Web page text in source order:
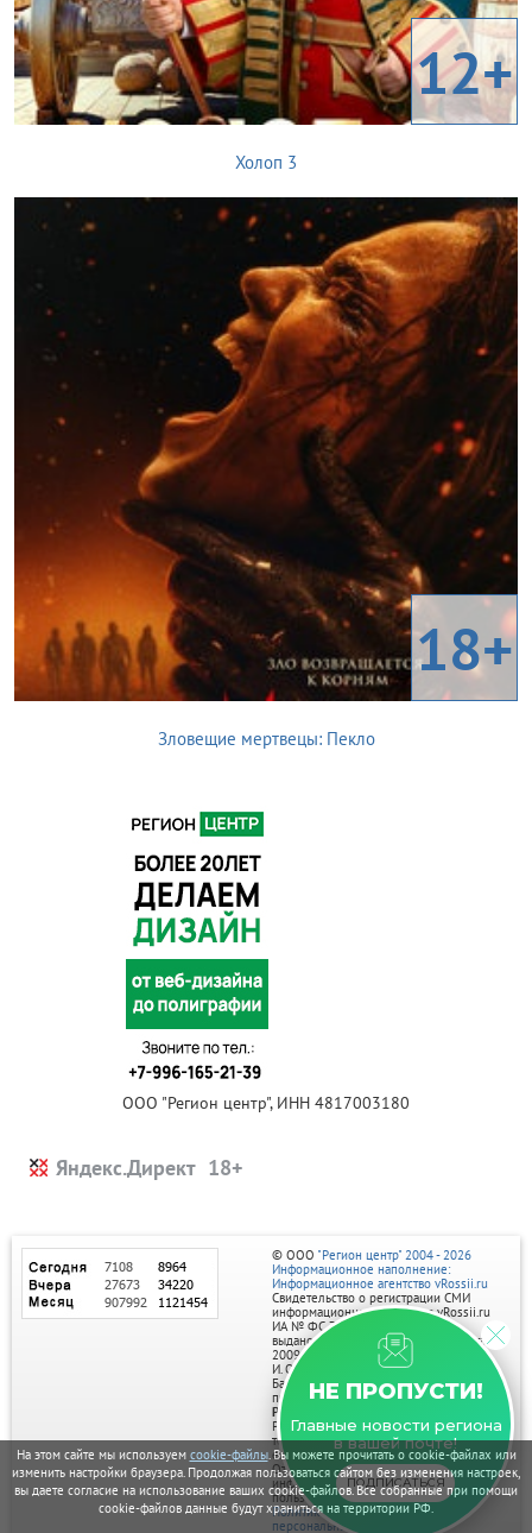
На этом сайте мы используем cookie-файлы. Вы можете прочитать о cookie-файлах или
изменить настройки браузера. Продолжая пользоваться сайтом без изменения настроек,
вы даете согласие на использование ваших cookie-файлов. Все собранные при помощи
cookie-файлов данные будут храниться на территории РФ.
12+
Холоп 3
18+
Зловещие мертвецы: Пекло
ООО "Регион центр", ИНН 4817003180
Яндекс.Директ
НЕ ПРОПУСТИ!
Главные новости региона
в вашей почте!
ПОДПИСАТЬСЯ
© ООО "Регион центр" 2004 - 2026
Информационное наполнение:
Информационное агентство vRossii.ru
Свидетельство о регистрации СМИ
информационного агентства vRossii.ru
ИА № ФС 77‑35502
выдано РОСКОМНАДЗОРом 04 марта
2009г.
И. О. Главного редактора Нарыков А. Н.
Баннеры на портале размещаются на
правах рекламы.
Реклама на портале:
Рекламное агентство "Умный маркетинг"
тел. 7-910-267-70-40,
email: umnyy.marketing@yandex.ru
Отдельные публикации могут содержать
информацию, не предназначенную для
пользователей до 18 лет.
Политика в отношении обработки
персональных данных